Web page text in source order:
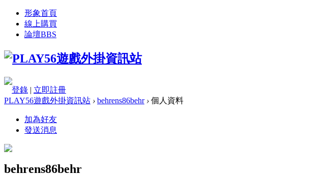
形象首頁
線上購買
論壇BBS
登錄 | 立即註冊
PLAY56遊戲外掛資訊站 › behrens86behr › 個人資料
加為好友
發送消息
behrens86behr